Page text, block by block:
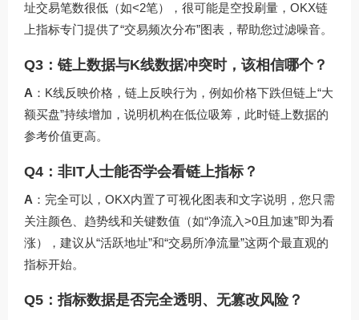
址交易笔数很低（如<2笔），很可能是空投刷量，OKX链
上指标专门提供了“交易频次分布”图表，帮助您过滤噪音。
Q3：链上数据与K线数据冲突时，该相信哪个？
A ：K线反映价格，链上反映行为，例如价格下跌但链上“大
额买盘”持续增加，说明机构在低位吸筹，此时链上数据的
参考价值更高。
Q4：非IT人士能否学会看链上指标？
A ：完全可以，OKX内置了可视化图表和文字说明，您只需
关注颜色、趋势线和关键数值（如“净流入>0且加速”即为看
涨），建议从“活跃地址”和“交易所净流量”这两个最直观的
指标开始。
Q5：指标数据是否完全透明、无篡改风险？